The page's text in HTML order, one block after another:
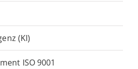
(KI)
ISO 9001